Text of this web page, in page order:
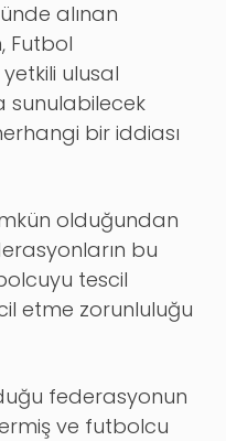
alınan
Futbol
ulusal
bir iddiası
olduğundan
bu
tescil
etme zorunluluğu
federasyonun
ve futbolcu